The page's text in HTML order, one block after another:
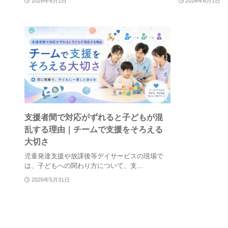
支援者間で対応がずれると子どもが混
乱する理由｜チームで支援をそろえる
大切さ
児童発達支援や放課後等デイサービスの現場で
は、子どもへの関わり方について、支...
2026年5月31日